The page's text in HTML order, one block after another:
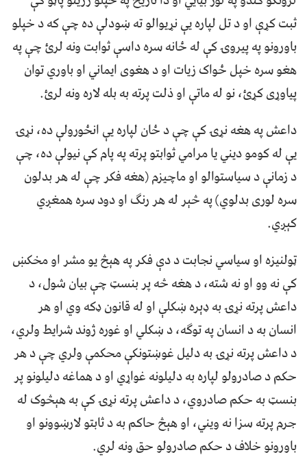
ثبت کړې او د تل لپاره یې نړیوالو ته ښودلې ده چې که د خپلو
باورونو په پیروۍ کې له ځانه سره داسې ثوابت ونه لرئ چې په
هغو سره خپل ځواک زیات او د هغوی ایماني او باوري توان
پیاوړی کړئ، نو له ماتې او ذلت پرته به بله لاره ونه لرئ.
داعش په هغه نړۍ کې چې د ځان لپاره یې انځورولې ده، نړۍ
یې له کومو دیني یا مرامي ثوابتو پرته په پام کې نیولې ده، چې
د زمانې د سیاستوالو او ماچیزم (هغه فکر چې له هر بدلون
سره لوری بدلوي) په څېر له هر رنګ او دود سره همغږي
کېږي.
ټولنیزه او سیاسي نجابت د دې فکر په هېڅ یو مشر او مخکښ
کې نه وو او نه شته، د هغه څه پر بنسټ چې بیان شول، د
داعش پرته نړۍ به ډېره ښکلې او له قانون ډکه وي او هر
انسان به د انسان په توګه، د ښکلي او غوره ژوند شرایط ولري،
د داعش پرته نړۍ به دلیل غوښتونکې محکمې ولري چې د هر
حکم د صادرولو لپاره به دلیلونه غواړي او د هماغه دلیلونو پر
بنسټ به حکم صادروي، د داعش پرته نړۍ کې به هېڅوک له
جرم پرته سزا نه ویني، او هېڅ حاکم به د ثابتو لارښوونو او
باورونو خلاف د حکم صادرولو حق ونه لري.